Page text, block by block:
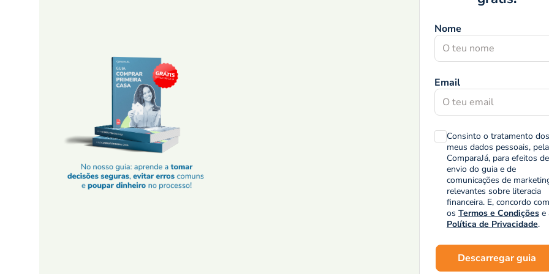
Nome
Email
Consinto o tratamento dos
meus dados pessoais, pela
ComparaJá, para efeitos
envio do guia e de
comunicações de
relevantes sobre literacia
financeira. E, concordo com
os Termos e Condiçõese
Política de Privacidade.
Descarregar guia